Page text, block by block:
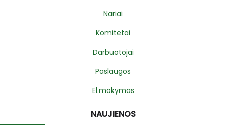
Nariai
Komitetai
Darbuotojai
Paslaugos
El.mokymas
NAUJIENOS